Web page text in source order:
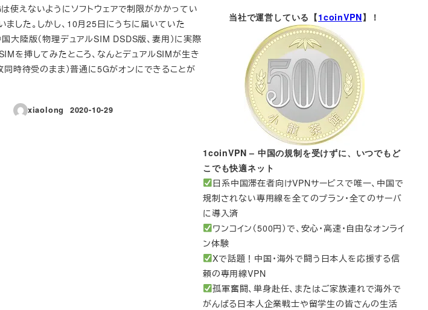
使えないようにソフトウェアで制限がかかってい
ました。しかし、10月25日にうちに届いていた
大陸版（物理デュアルSIM DSDS版、妻用）に実際
を挿してみたところ、なんとデュアルSIMが生き
同時待受のまま）普通に5Gがオンにできることが
xiaolong
投稿日
2020-10-29
当社で運営している【1coinVPN】！
1coinVPN – 中国の規制を受けずに、いつでもど
こでも快適ネット
日系中国滞在者向けVPNサービスで唯一、中国で
規制されない専用線を全てのプラン・全てのサーバ
に導入済
ワンコイン（500円）で、安心・高速・自由なオンライ
ン体験
Xで話題！中国・海外で闘う日本人を応援する信
頼の専用線VPN
孤軍奮闘、単身赴任、またはご家族連れで海外で
がんばる日本人企業戦士や留学生の皆さんの生活